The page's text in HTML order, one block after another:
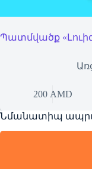
Պատմվածք
200 AMD
Նմանատիպ